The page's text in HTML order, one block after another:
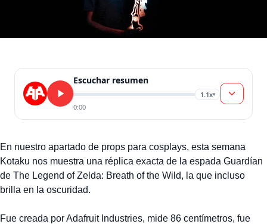
Escuchar resumen
1.1x▾
0:00
En nuestro apartado de props para cosplays, esta semana
Kotaku nos muestra una réplica exacta de la espada Guardían
de The Legend of Zelda: Breath of the Wild, la que incluso
brilla en la oscuridad.
Fue creada por Adafruit Industries, mide 86 centímetros, fue